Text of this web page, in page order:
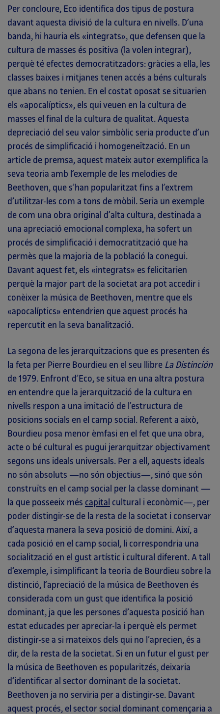
Per concloure, Eco identifica dos tipus de postura
davant aquesta divisió de la cultura en nivells. D’una
banda, hi hauria els «integrats», que defensen que la
cultura de masses és positiva (la volen integrar),
perquè té efectes democratitzadors: gràcies a ella, les
classes baixes i mitjanes tenen accés a béns culturals
que abans no tenien. En el costat oposat se situarien
els «apocalíptics», els qui veuen en la cultura de
masses el final de la cultura de qualitat. Aquesta
depreciació del seu valor simbòlic seria producte d’un
procés de simplificació i homogeneïtzació. En un
article de premsa, aquest mateix autor exemplifica la
seva teoria amb l’exemple de les melodies de
Beethoven, que s’han popularitzat fins a l’extrem
d’utilitzar-les com a tons de mòbil. Seria un exemple
de com una obra original d’alta cultura, destinada a
una apreciació emocional complexa, ha sofert un
procés de simplificació i democratització que ha
permès que la majoria de la població la conegui.
Davant aquest fet, els «integrats» es felicitarien
perquè la major part de la societat ara pot accedir i
conèixer la música de Beethoven, mentre que els
«apocalíptics» entendrien que aquest procés ha
repercutit en la seva banalització.
La segona de les jerarquitzacions que es presenten és
la feta per Pierre Bourdieu en el seu llibre La Distinción
de 1979. Enfront d’Eco, se situa en una altra postura
en entendre que la jerarquització de la cultura en
nivells respon a una imitació de l’estructura de
posicions socials en el camp social. Referent a això,
Bourdieu posa menor èmfasi en el fet que una obra,
acte o bé cultural es pugui jerarquitzar objectivament
segons uns ideals universals. Per a ell, aquests ideals
no són absoluts —no són objectius—, sinó que són
construïts en el camp social per la classe dominant —
la que posseeix més capital cultural i econòmic—, per
poder distingir-se de la resta de la societat i conservar
d’aquesta manera la seva posició de domini. Així, a
cada posició en el camp social, li correspondria una
socialització en el gust artístic i cultural diferent. A tall
d’exemple, i simplificant la teoria de Bourdieu sobre la
distinció, l’apreciació de la música de Beethoven és
considerada com un gust que identifica la posició
dominant, ja que les persones d’aquesta posició han
estat educades per apreciar-la i perquè els permet
distingir-se a si mateixos dels qui no l’aprecien, és a
dir, de la resta de la societat. Si en un futur el gust per
la música de Beethoven es popularitzés, deixaria
d’identificar al sector dominant de la societat.
Beethoven ja no serviria per a distingir-se. Davant
aquest procés, el sector social dominant començaria a